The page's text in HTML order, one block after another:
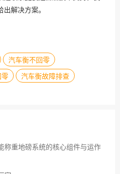
解决方案。
汽车衡不回零
汽车衡故障排查
称重地磅系统的核心组件与运作